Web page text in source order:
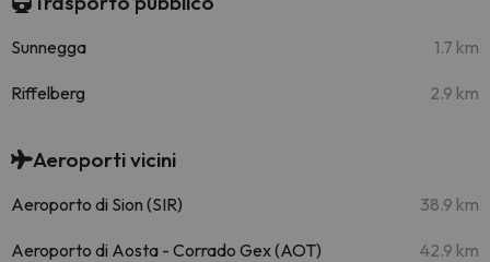
Sunnegga 1.7 km
Riffelberg 2.9 km
Aeroporti vicini
Aeroporto di Sion (SIR) 38.9 km
Aeroporto di Aosta - Corrado Gex (AOT) 42.9 km